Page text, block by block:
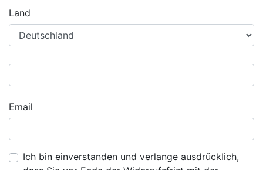
Land
Email
Ich bin einverstanden und verlange ausdrücklich,